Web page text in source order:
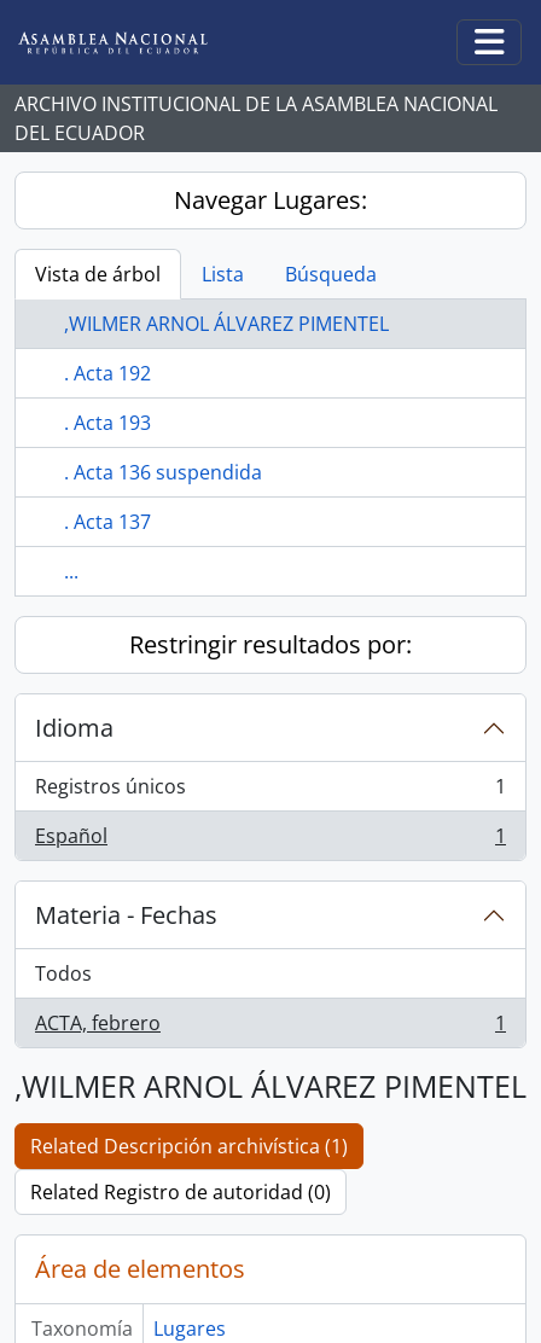
ARCHIVO INSTITUCIONAL DE LA ASAMBLEA NACIONAL
DEL ECUADOR
Navegar Lugares:
Vista de árbol Lista
Búsqueda
,WILMER ARNOL ÁLVAREZ PIMENTEL
. Acta 192
. Acta 193
. Acta 136 suspendida
. Acta 137
...
Restringir resultados por:
Idioma
Registros únicos
, 1 resultados
1
Español
, 1 resultados 1
Materia - Fechas
Todos
ACTA, febrero
, 1 resultados 1
,WILMER ARNOL ÁLVAREZ PIMENTEL
Related Descripción archivística (1)
Related Registro de autoridad (0)
Área de elementos
Taxonomía Lugares